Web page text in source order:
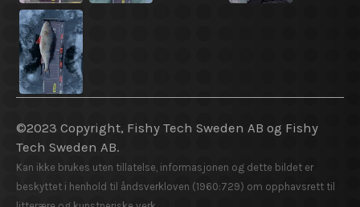
©2023 Copyright, Fishy Tech Sweden AB og Fishy
Tech Sweden AB.
Kan ikke brukes uten tillatelse, informasjonen og dette bildet er
beskyttet i henhold til åndsverkloven (1960:729) om opphavsrett til